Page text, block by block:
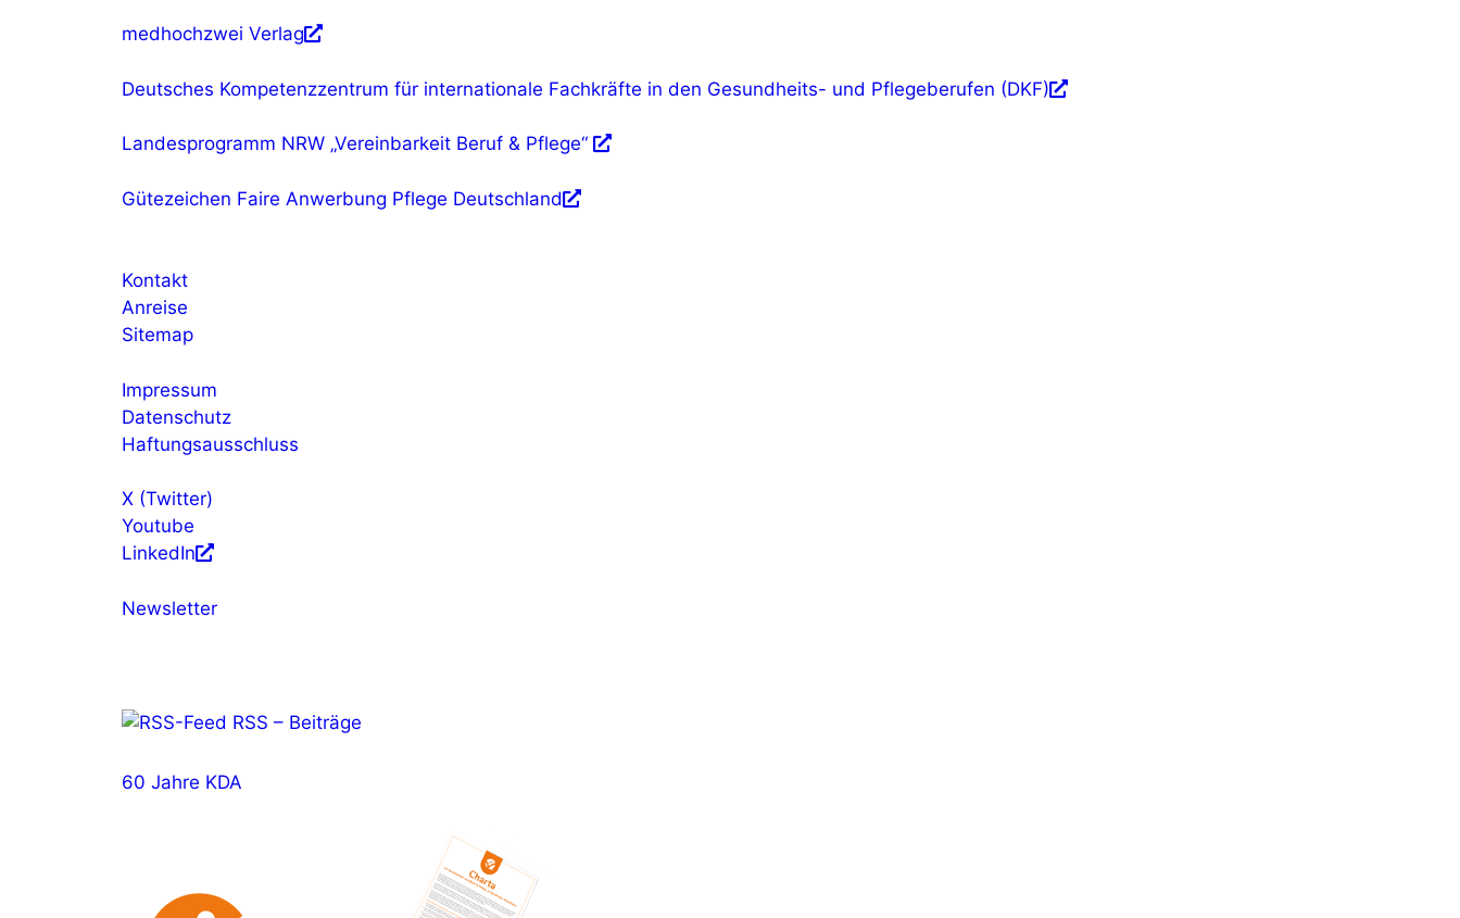
medhochzwei Verlag
Deutsches Kompetenzzentrum für internationale Fachkräfte in den Gesundheits- und Pflegeberufen (DKF)
Landesprogramm NRW „Vereinbarkeit Beruf & Pflege“
Gütezeichen Faire Anwerbung Pflege Deutschland
Kontakt
Anreise
Sitemap
Impressum
Datenschutz
Haftungsausschluss
X (Twitter)
Youtube
LinkedIn
Newsletter
RSS – Beiträge
60 Jahre KDA